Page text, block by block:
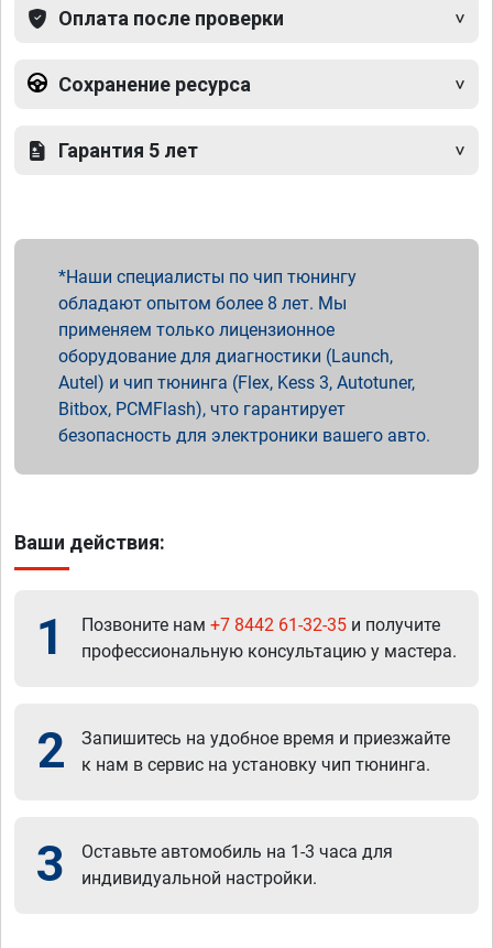
Оплата после проверки
Сохранение ресурса
Гарантия 5 лет
Наши специалисты по чип тюнингу
обладают опытом более 8 лет. Мы
применяем только лицензионное
оборудование для диагностики (Launch,
Autel) и чип тюнинга (Flex, Kess 3, Autotuner,
Bitbox, PCMFlash), что гарантирует
безопасность для электроники вашего авто.
Ваши действия:
1 Позвоните нам +7 8442 61-32-35 и получите
профессиональную консультацию у мастера.
2
Запишитесь на удобное время и приезжайте
к нам в сервис на установку чип тюнинга.
3
Оставьте автомобиль на 1-3 часа для
индивидуальной настройки.